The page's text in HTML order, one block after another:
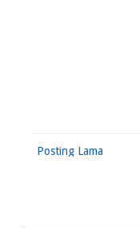
Posting Lama